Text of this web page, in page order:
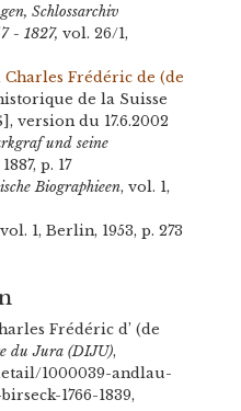
Schlossarchiv
- 1827, vol. 26/1,
Frédéric de (de
de la Suisse
version du 17.6.2002
und seine
p. 17
Biographieen, vol. 1,
1, Berlin, 1953, p. 273
Frédéric d’ (de
du Jura (DIJU),
1000039-andlau-
1766-1839,